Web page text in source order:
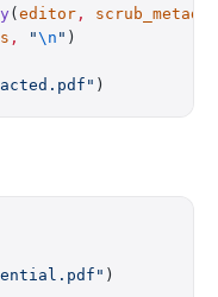
( editor ,
, "\n " )
)
)